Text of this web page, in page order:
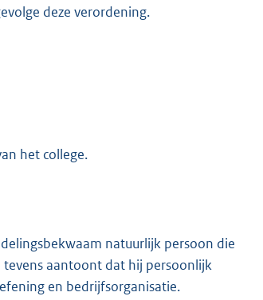
deze verordening.
het college.
natuurlijk persoon die
tevens aantoont dat hij persoonlijk
en bedrijfsorganisatie.